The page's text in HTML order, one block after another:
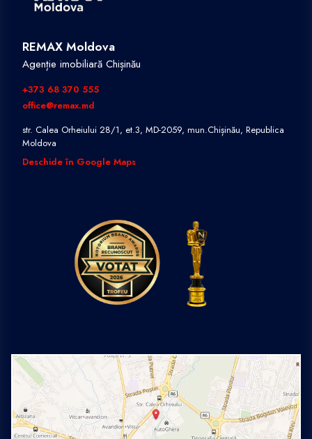
REMAX Moldova
Agenție imobiliară Chișinău
+373 68 370 555
office@remax.md
str. Calea Orheiului 28/1, et.3, MD-2059, mun.Chișinău, Republica
Moldova
Deschide în Google Maps